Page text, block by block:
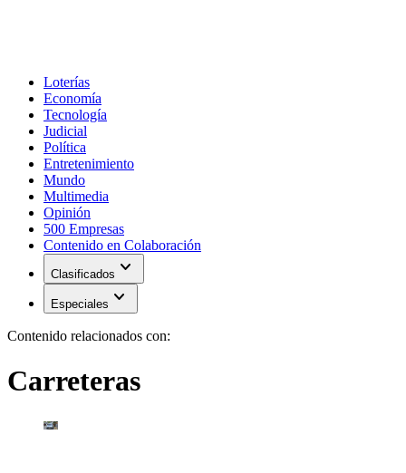
Loterías
Economía
Tecnología
Judicial
Política
Entretenimiento
Mundo
Multimedia
Opinión
500 Empresas
Contenido en Colaboración
Clasificados expand_more
Especiales expand_more
Contenido relacionados con:
Carreteras